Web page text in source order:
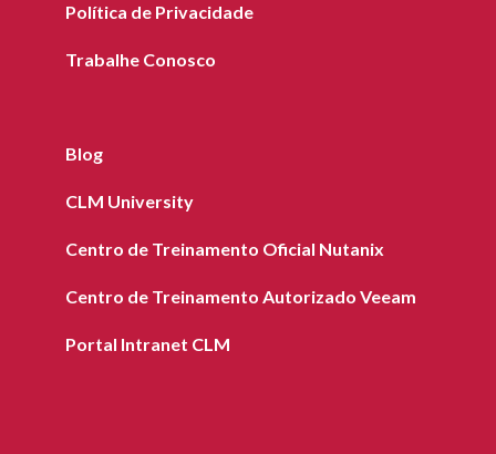
Política de Privacidade
Trabalhe Conosco
Blog
CLM University
Centro de Treinamento Oficial Nutanix
Centro de Treinamento Autorizado Veeam
Portal Intranet CLM